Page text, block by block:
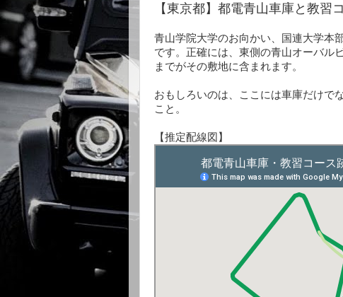
【東京都】都電青山車庫と教習
青山学院大学のお向かい、国連大学本
です。正確には、東側の青山オーバル
までがその敷地に含まれます。
おもしろいのは、ここには車庫だけで
こと。
【推定配線図】